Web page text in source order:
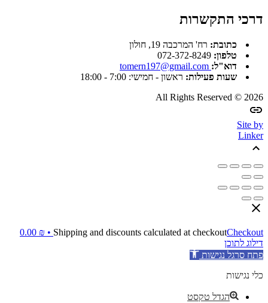
דרכי התקשרות
כתובת: רח' המרכבה 19, חולון
טלפון:
דוא"ל:
שעות פעילות: ראשון - חמישי: 7:00 - 18:00
All Rights Reserved © 2026
Site by
Linker
Shipping and discounts calculated at checkoutCheckout •
0.00 ₪
דילוג לתוכן
פתח סרגל נגישות
כלי נגישות
הגדל טקסט